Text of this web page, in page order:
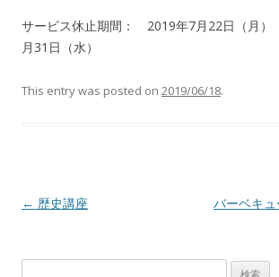
サービス休止期間： 2019年7月22日（月
月31日（水）
This entry was posted on 2019/06/18.
Post navigation
← 歴史講座 バーベキ